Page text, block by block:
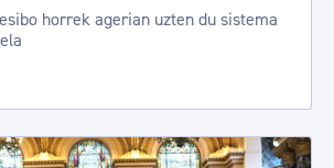
horrek agerian uzten du sistema